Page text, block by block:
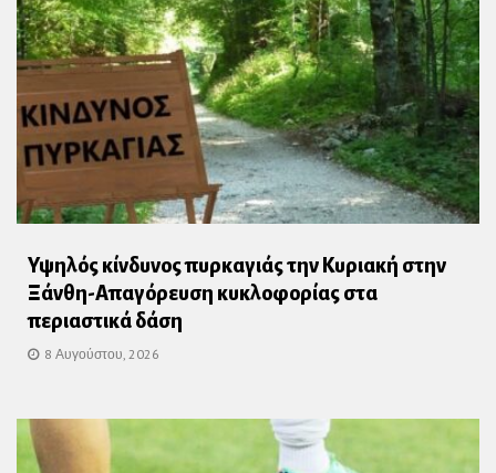
Υψηλός κίνδυνος πυρκαγιάς την Κυριακή στην
Ξάνθη-Απαγόρευση κυκλοφορίας στα
περιαστικά δάση
8 Αυγούστου, 2026